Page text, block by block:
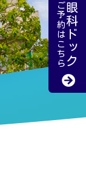
ご予約はこちら眼科ドック